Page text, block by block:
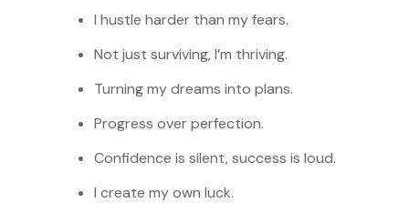
I hustle harder than my fears.
Not just surviving, I’m thriving.
Turning my dreams into plans.
Progress over perfection.
Confidence is silent, success is loud.
I create my own luck.